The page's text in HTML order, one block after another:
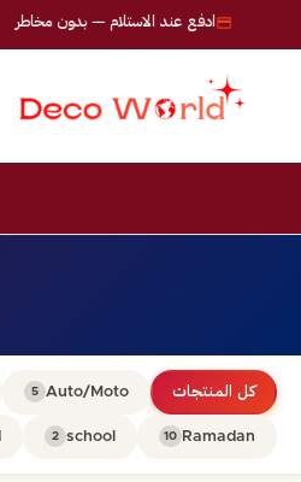
ادفع عند الاستلام — بدون مخاطر
كل المنتجات Auto/Moto
5
Ramadan
10
school
2